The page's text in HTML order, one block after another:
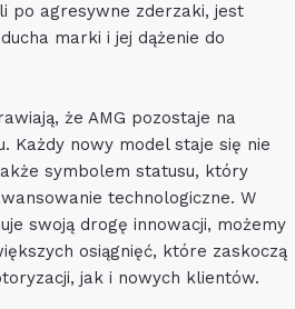
po agresywne zderzaki, jest
marki i jej dążenie do
że AMG pozostaje na
Każdy nowy model staje się nie
symbolem statusu, który
technologiczne. W
swoją drogę innowacji, możemy
osiągnięć, które zaskoczą
jak i nowych klientów.